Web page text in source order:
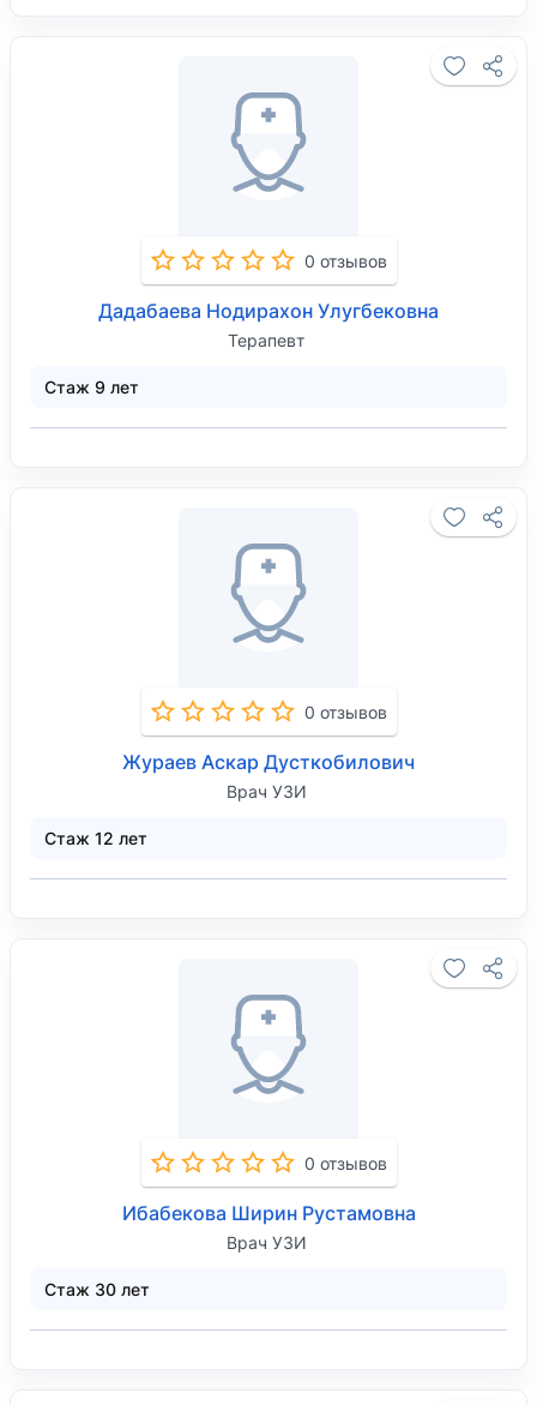
0 отзывов
Дадабаева Нодирахон Улугбековна
Терапевт
Стаж 9 лет
0 отзывов
Жураев Аскар Дусткобилович
Врач УЗИ
Стаж 12 лет
0 отзывов
Ибабекова Ширин Рустамовна
Врач УЗИ
Стаж 30 лет